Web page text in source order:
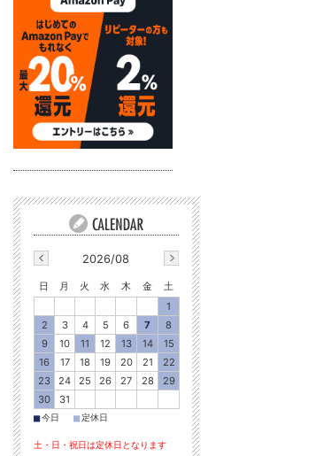
2026/08
日 月 火 水 木 金
土
1
2
3 4 5 6 7
8
9
10 11 12 13 14
15
16
17 18 19 20 21
22
23
24 25 26 27 28
29
30
31
■今日 ■定休日
土・日・祝日は定休日となります